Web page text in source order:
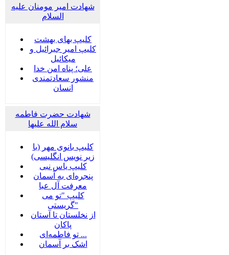
شهادت امیر مومنان علیه
السلام
کلیپ بهای بهشت
کلیپ امیر جبرائیل و
میکائیل
علی؛ پناه امن خدا
منشور سعادتمندی
انسان
شهادت حضرت فاطمه
سلام الله علیها
کلیپ بانوی مهر (با
زیر نویس انگلیسی)
کلیپ یاس نبی
پنجره‌ای به آسمان
معرفت آل عبا
کلیپ "تو می
گریستی"
از نخلستان تا آستان
پاکان
تو فاطمه‌ای ...
اشک بر آسمان